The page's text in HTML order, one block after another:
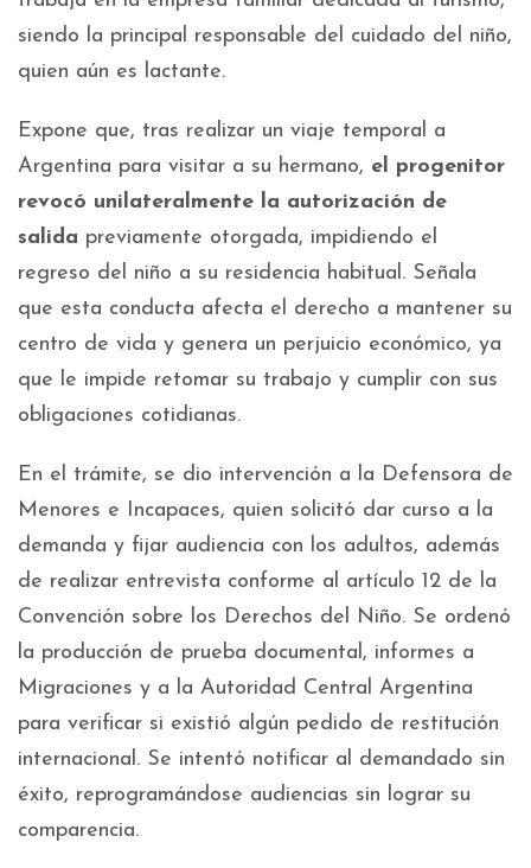
siendo la principal responsable del cuidado del niño,
quien aún es lactante.
Expone que, tras realizar un viaje temporal a
Argentina para visitar a su hermano, el progenitor
revocó unilateralmente la autorización de
salida previamente otorgada, impidiendo el
regreso del niño a su residencia habitual. Señala
que esta conducta afecta el derecho a mantener su
centro de vida y genera un perjuicio económico, ya
que le impide retomar su trabajo y cumplir con sus
obligaciones cotidianas.
En el trámite, se dio intervención a la Defensora de
Menores e Incapaces, quien solicitó dar curso a la
demanda y fijar audiencia con los adultos, además
de realizar entrevista conforme al artículo 12 de la
Convención sobre los Derechos del Niño. Se ordenó
la producción de prueba documental, informes a
Migraciones y a la Autoridad Central Argentina
para verificar si existió algún pedido de restitución
internacional. Se intentó notificar al demandado sin
éxito, reprogramándose audiencias sin lograr su
comparencia.